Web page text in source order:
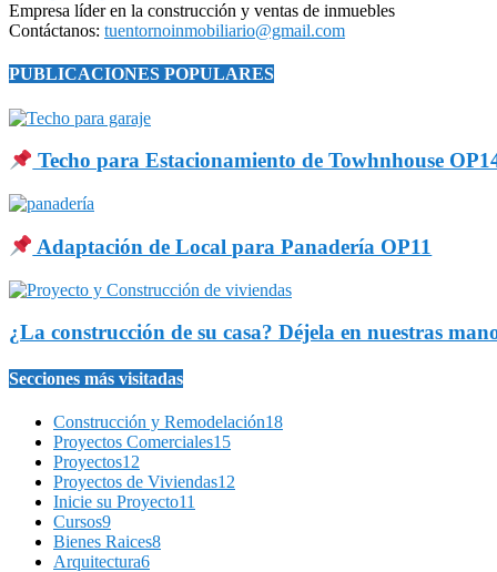
Empresa líder en la construcción y ventas de inmuebles
Contáctanos: tuentornoinmobiliario@gmail.com
PUBLICACIONES POPULARES
Techo para Estacionamiento de Towhnhouse
Adaptación de Local para Panadería OP11
¿La construcción de su casa? Déjela en nuestras
Secciones más visitadas
Construcción y Remodelación18
Proyectos Comerciales15
Proyectos12
Proyectos de Viviendas12
Inicie su Proyecto11
Cursos9
Bienes Raices8
Arquitectura6